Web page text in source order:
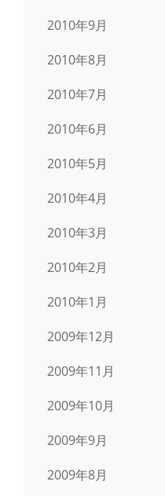
2010年9月
2010年8月
2010年7月
2010年6月
2010年5月
2010年4月
2010年3月
2010年2月
2010年1月
2009年12月
2009年11月
2009年10月
2009年9月
2009年8月